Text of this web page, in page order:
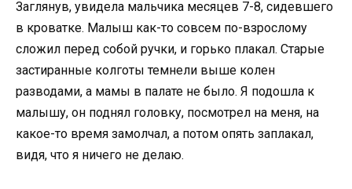
Заглянув, увидела мальчика месяцев 7-8, сидевшего
в кроватке. Малыш как-то совсем по-взрослому
сложил перед собой ручки, и горько плакал. Старые
застиранные колготы темнели выше колен
разводами, а мамы в палате не было. Я подошла к
малышу, он поднял головку, посмотрел на меня, на
какое-то время замолчал, а потом опять заплакал,
видя, что я ничего не делаю.